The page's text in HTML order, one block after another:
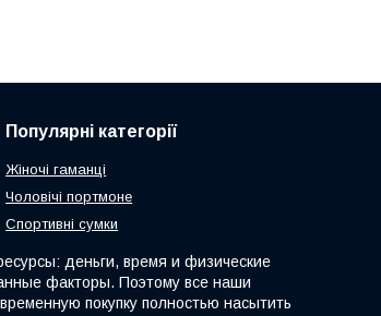
Популярні категорії
Жіночі гаманці
Чоловічі портмоне
Спортивні сумки
деньги, время и физические
факторы. Поэтому все наши
покупку полностью насытить